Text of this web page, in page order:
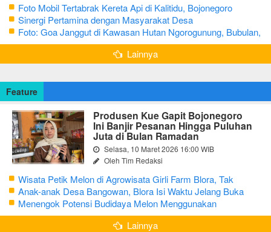
Foto Mobil Tertabrak Kereta Api di Kalitidu, Bojonegoro
Sinergi Pertamina dengan Masyarakat Desa
Foto: Goa Janggut di Kawasan Hutan Ngorogunung, Bubulan,
Bojonegoro
Lainnya
Feature
Produsen Kue Gapit Bojonegoro
Ini Banjir Pesanan Hingga Puluhan
Juta di Bulan Ramadan
Selasa, 10 Maret 2026 16:00 WIB
Oleh Tim Redaksi
Wisata Petik Melon di Agrowisata Girli Farm Blora, Tak
Sampai 5 Hari Sudah Ludes Terjual
Anak-anak Desa Bangowan, Blora Isi Waktu Jelang Buka
Puasa dengan Latihan Gamelan
Menengok Potensi Budidaya Melon Menggunakan
Greenhouse di Bojonegoro
Lainnya